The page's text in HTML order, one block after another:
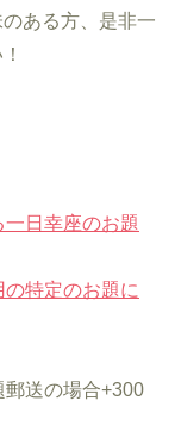
ある方、是非一
一日幸座のお題
の特定のお題に
郵送の場合+300